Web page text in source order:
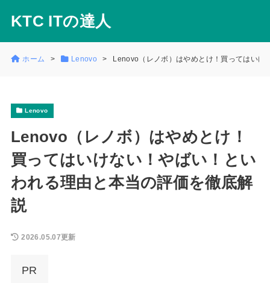
KTC ITの達人
ホーム Lenovo Lenovo（レノボ）はやめとけ！買ってはい
Lenovo
Lenovo（レノボ）はやめとけ！
買ってはいけない！やばい！とい
われる理由と本当の評価を徹底解
説
2026.05.07更新
PR